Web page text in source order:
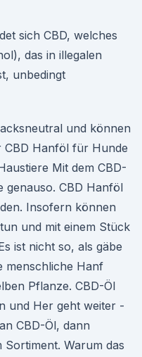
sich CBD, welches
das in illegalen
unbedingt
und können
CBD Hanföl für Hunde
Mit dem CBD-
genauso. CBD Hanföl
Insofern können
und mit einem Stück
ist nicht so, als gäbe
menschliche Hanf
Pflanze. CBD-Öl
und Her geht weiter -
CBD-Öl, dann
Sortiment. Warum das